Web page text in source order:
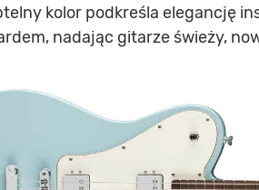
kolor podkreśla elegancję
nadając gitarze świeży,